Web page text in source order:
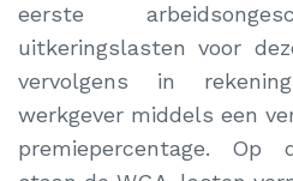
eerste
uitkeringslasten voor
vervolgens in
werkgever middels een
premiepercentage. Op